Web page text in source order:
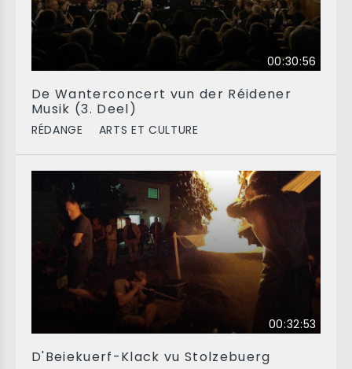
00:30:56
De Wanterconcert vun der Réidener
Musik (3. Deel)
RÉDANGE ARTS ET CULTURE
00:32:53
D'Beiekuerf-Klack vu Stolzebuerg